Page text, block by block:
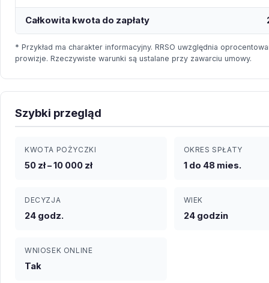
Całkowita kwota do zapłaty
* Przykład ma charakter informacyjny. RRSO uwzględnia
prowizje. Rzeczywiste warunki są ustalane przy zawarciu umowy.
Szybki przegląd
KWOTA POŻYCZKI
50 zł – 10 000 zł
OKRES SPŁATY
1 do 48 mies.
DECYZJA
24 godz.
WIEK
24 godzin
WNIOSEK ONLINE
Tak